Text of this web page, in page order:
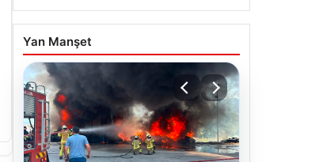
Yan Manşet